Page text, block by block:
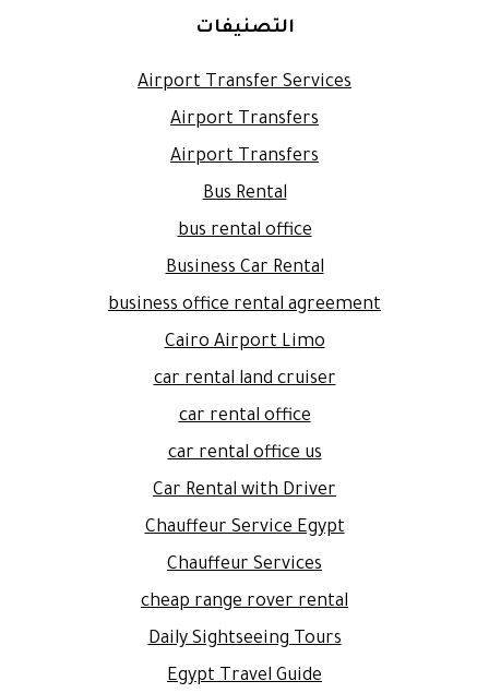
التصنيفات
Airport Transfer Services
Airport Transfers
Airport Transfers
Bus Rental
bus rental office
Business Car Rental
business office rental agreement
Cairo Airport Limo
car rental land cruiser
car rental office
car rental office us
Car Rental with Driver
Chauffeur Service Egypt
Chauffeur Services
cheap range rover rental
Daily Sightseeing Tours
Egypt Travel Guide